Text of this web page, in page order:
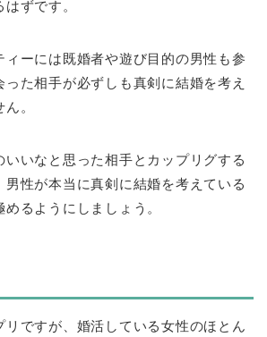
ずです。
ィーには既婚者や遊び目的の男性も参
た相手が必ずしも真剣に結婚を考え
。
いなと思った相手とカップリグする
男性が本当に真剣に結婚を考えている
るようにしましょう。
リですが、婚活している女性のほとん